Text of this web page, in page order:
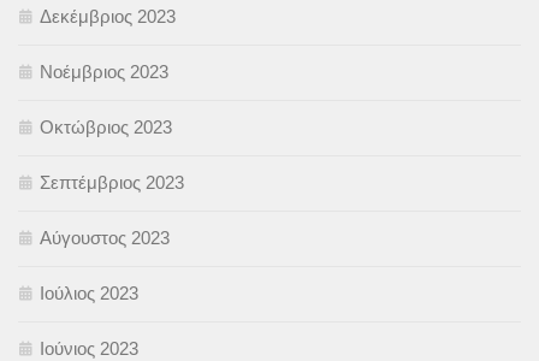
Δεκέμβριος 2023
Νοέμβριος 2023
Οκτώβριος 2023
Σεπτέμβριος 2023
Αύγουστος 2023
Ιούλιος 2023
Ιούνιος 2023